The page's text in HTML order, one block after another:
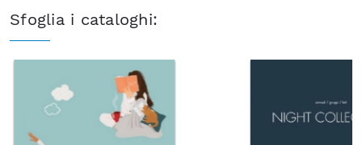
Sfoglia i cataloghi: